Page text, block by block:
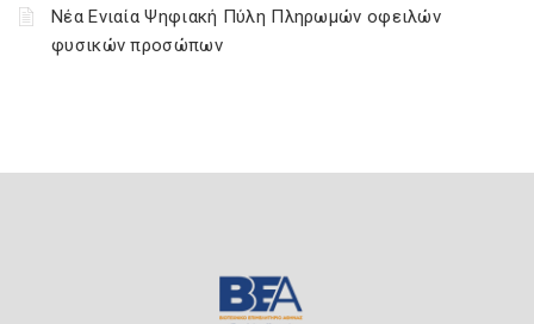
Νέα Ενιαία Ψηφιακή Πύλη Πληρωμών οφειλών
φυσικών προσώπων